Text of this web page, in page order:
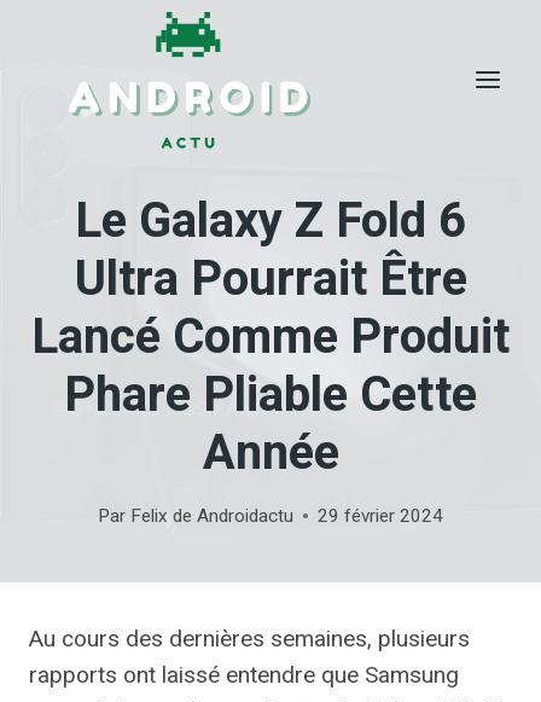
Le Galaxy Z Fold 6
Ultra Pourrait Être
Lancé Comme Produit
Phare Pliable Cette
Année
Par Felix de Androidactu 29 février 2024
Au cours des dernières semaines, plusieurs
rapports ont laissé entendre que Samsung